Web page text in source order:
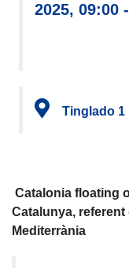
2025, 09:00
Tinglado 1
Catalonia floating
Catalunya,
Mediterrània